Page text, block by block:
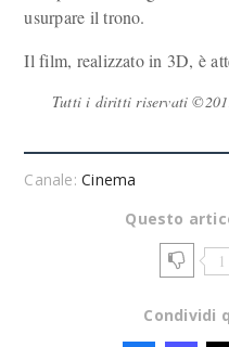
usurpare il trono.
Il film, realizzato in 3D, è
Tutti i diritti riservati
Canale:Cinema
Questo
1
Condividi